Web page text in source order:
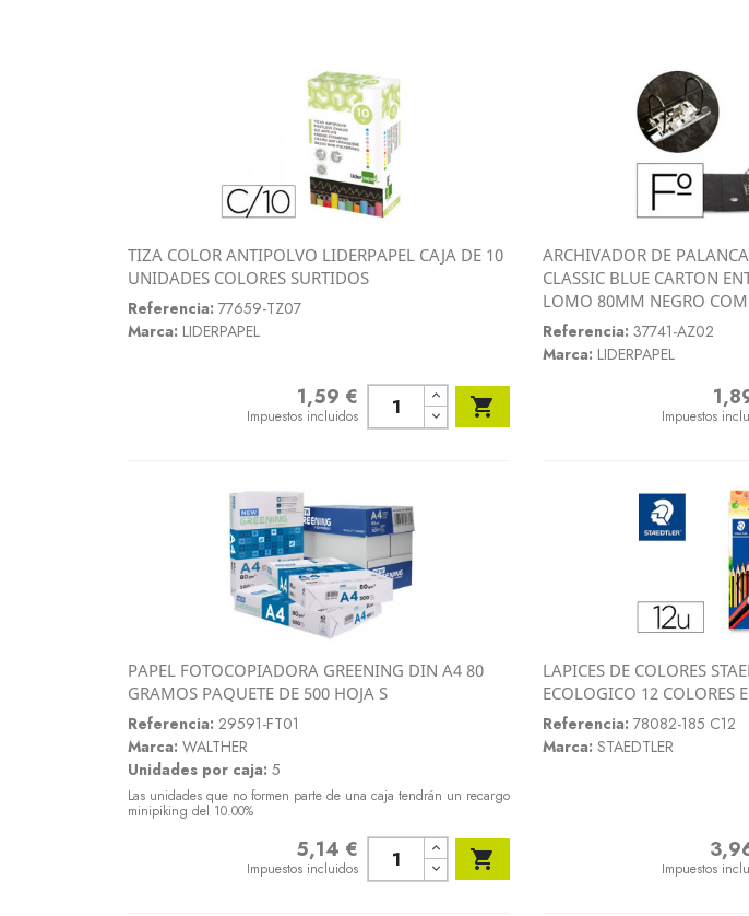
 Vista rápida
TIZA COLOR ANTIPOLVO LIDERPAPEL CAJA DE 10
UNIDADES COLORES SURTIDOS
Referencia: 77659-TZ07
Marca: LIDERPAPEL
1,59 €
Impuestos incluidos 
Vista
ARCHIVADOR DE
CLASSIC BLUE CARTON
LOMO 80MM NEGRO
Referencia: 37741-AZ02
Marca: LIDERPAPEL
Impuestos
Vista rápida
PAPEL FOTOCOPIADORA GREENING DIN A4 80
GRAMOS PAQUETE DE 500 HOJA S
Referencia: 29591-FT01
Marca: WALTHER
Unidades por caja: 5
Las unidades que no formen parte de una caja tendrán un recargo
minipiking del 10.00%
5,14 €
Impuestos incluidos 
Vista
LAPICES DE COLORES
ECOLOGICO 12 COLORES
Referencia: 78082-185 C12
Marca: STAEDTLER
Impuestos